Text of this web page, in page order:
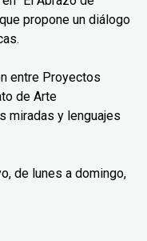
propone un diálogo
entre Proyectos
de Arte
miradas y lenguajes
de lunes a domingo,